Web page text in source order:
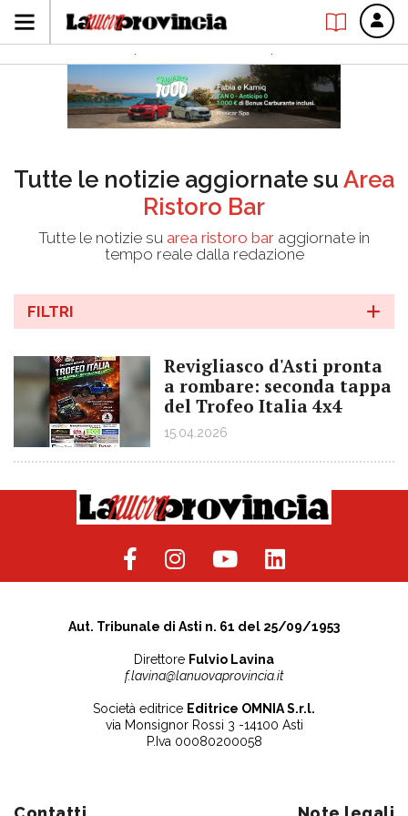
Tutte le notizie aggiornate su Area
Ristoro Bar
Tutte le notizie su area ristoro bar aggiornate in
tempo reale dalla redazione
FILTRI
Revigliasco d'Asti pronta
a rombare: seconda tappa
del Trofeo Italia 4x4
15.04.2026
Aut. Tribunale di Asti n. 61 del 25/09/1953
Direttore Fulvio Lavina
f.lavina@lanuovaprovincia.it
Società editrice Editrice OMNIA S.r.l.
via Monsignor Rossi 3 -14100 Asti
P.Iva 00080200058